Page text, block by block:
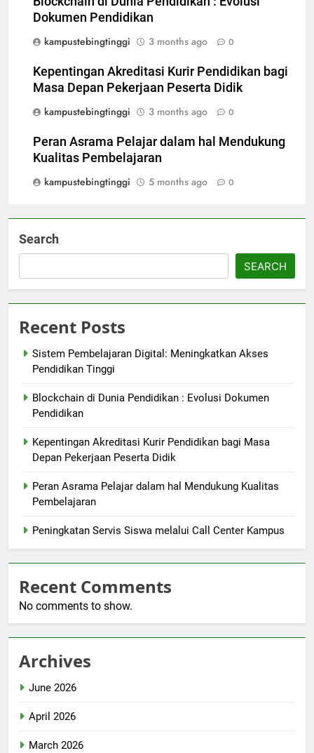
Dokumen Pendidikan
kampustebingtinggi
3 months ago 0
Kepentingan Akreditasi Kurir Pendidikan bagi
Masa Depan Pekerjaan Peserta Didik
kampustebingtinggi
3 months ago 0
Peran Asrama Pelajar dalam hal Mendukung
Kualitas Pembelajaran
kampustebingtinggi
5 months ago 0
Search
SEARCH
Recent Posts
Sistem Pembelajaran Digital: Meningkatkan Akses
Pendidikan Tinggi
Blockchain di Dunia Pendidikan : Evolusi Dokumen
Pendidikan
Kepentingan Akreditasi Kurir Pendidikan bagi Masa
Depan Pekerjaan Peserta Didik
Peran Asrama Pelajar dalam hal Mendukung Kualitas
Pembelajaran
Peningkatan Servis Siswa melalui Call Center Kampus
Recent Comments
No comments to show.
Archives
June 2026
April 2026
March 2026